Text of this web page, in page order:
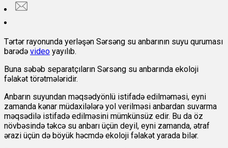
Tərtər rayonunda yerləşən Sərsəng su anbarının suyu quruması
barədə video yayılıb.
Buna səbəb separatçıların Sərsəng su anbarında ekoloji
fəlakət törətmələridir.
Anbarın suyundan məqsədyönlü istifadə edilməməsi, eyni
zamanda kənar müdaxilələrə yol verilməsi anbardan suvarma
məqsədilə istifadə edilməsini mümkünsüz edir. Bu da öz
növbəsində təkcə su anbarı üçün deyil, eyni zamanda, ətraf
ərazi üçün də böyük həcmdə ekoloji fəlakət yarada bilər.